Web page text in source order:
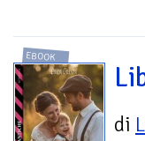
EBOOK
di